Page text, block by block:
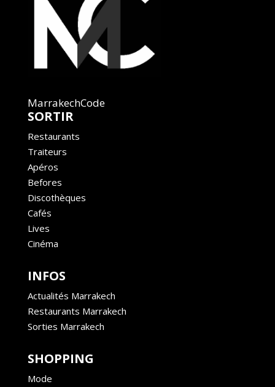
MarrakechCode
SORTIR
Restaurants
Traiteurs
Apéros
Befores
Discothèques
Cafés
Lives
Cinéma
INFOS
Actualités Marrakech
Restaurants Marrakech
Sorties Marrakech
SHOPPING
Mode